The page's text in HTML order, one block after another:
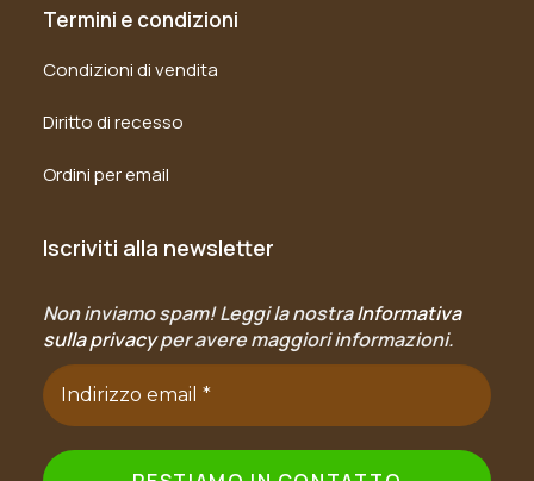
Termini e condizioni
Condizioni di vendita
Diritto di recesso
Ordini per email
Iscriviti alla newsletter
Non inviamo spam! Leggi la nostraInformativa
sulla privacyper avere maggiori informazioni.